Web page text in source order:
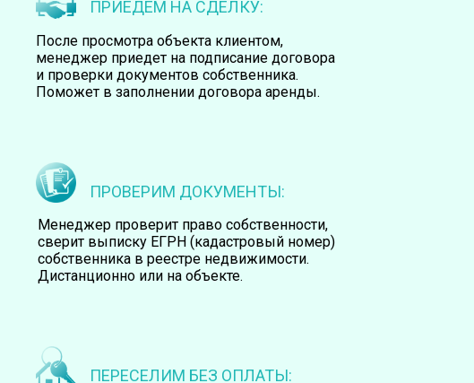
ПРИЕДЕМ НА СДЕЛКУ:
После просмотра объекта клиентом,
менеджер приедет на подписание договора
и проверки документов собственника.
Поможет в заполнении договора аренды.
ПРОВЕРИМ ДОКУМЕНТЫ:
Менеджер проверит право собственности,
сверит выписку ЕГРН (кадастровый номер)
собственника в реестре недвижимости.
Дистанционно или на объекте.
ПЕРЕСЕЛИМ БЕЗ ОПЛАТЫ: